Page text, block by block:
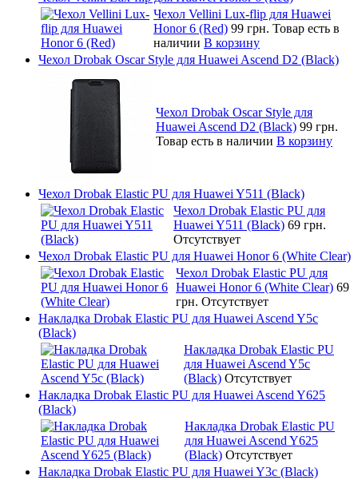
Чехол Vellini Lux-flip для Huawei
Honor 6 (Red) 99 грн. Товар есть в
наличии В корзину
Чехол Drobak Oscar Style для Huawei Ascend D2 (Black)
Чехол Drobak Oscar Style для
Huawei Ascend D2 (Black) 99 грн.
Товар есть в наличии В корзину
Чехол Drobak Elastic PU для Huawei Y511 (Black)
Чехол Drobak Elastic PU для
Huawei Y511 (Black) 69 грн.
Отсутствует
Чехол Drobak Elastic PU для Huawei Honor 6 (White Clear)
Чехол Drobak Elastic PU для
Huawei Honor 6 (White Clear) 69
грн. Отсутствует
Накладка Drobak Elastic PU для Huawei Ascend Y5c
(Black)
Накладка Drobak Elastic PU
для Huawei Ascend Y5c
(Black) Отсутствует
Накладка Drobak Elastic PU для Huawei Ascend Y625
(Black)
Накладка Drobak Elastic PU
для Huawei Ascend Y625
(Black) Отсутствует
Накладка Drobak Elastic PU для Huawei Y3c (Black)